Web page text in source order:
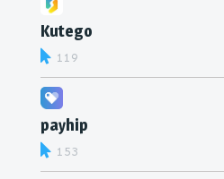
Kutego
119
payhip
153